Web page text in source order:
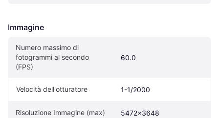
Immagine
Numero massimo di
fotogrammi al secondo
(FPS)
60.0
Velocità dell'otturatore 1-1/2000
Risoluzione Immagine (max) 5472x3648